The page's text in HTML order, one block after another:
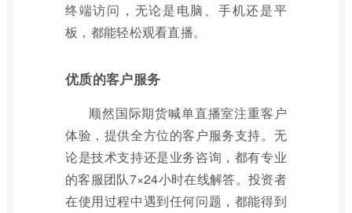
终端访问，无论是电脑、手机还是平
板，都能轻松观看直播。
优质的客户服务
顺然国际期货喊单直播室注重客户
体验，提供全方位的客户服务支持。无
论是技术支持还是业务咨询，都有专业
的客服团队7×24小时在线解答。投资者
在使用过程中遇到任何问题，都能得到